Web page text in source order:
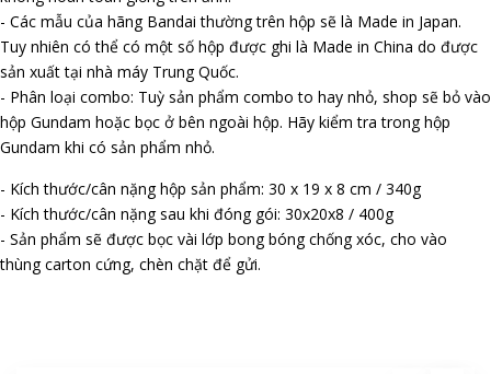
- Các mẫu của hãng Bandai thường trên hộp sẽ là Made in Japan.
Tuy nhiên có thể có một số hộp được ghi là Made in China do được
sản xuất tại nhà máy Trung Quốc.
- Phân loại combo: Tuỳ sản phẩm combo to hay nhỏ, shop sẽ bỏ vào
hộp Gundam hoặc bọc ở bên ngoài hộp. Hãy kiểm tra trong hộp
Gundam khi có sản phẩm nhỏ.
- Kích thước/cân nặng hộp sản phẩm: 30 x 19 x 8 cm / 340g
- Kích thước/cân nặng sau khi đóng gói: 30x20x8 / 400g
- Sản phẩm sẽ được bọc vài lớp bong bóng chống xóc, cho vào
thùng carton cứng, chèn chặt để gửi.